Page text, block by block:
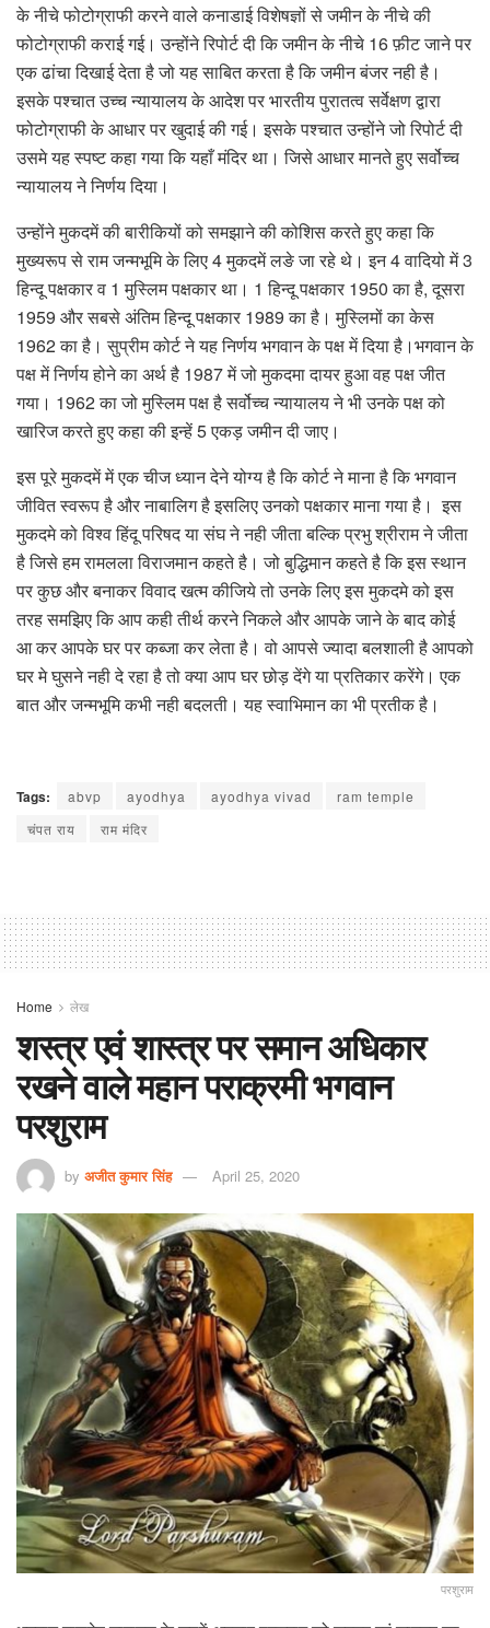
के नीचे फोटोग्राफी करने वाले कनाडाई विशेषज्ञों से जमीन के नीचे की
फोटोग्राफी कराई गई। उन्होंने रिपोर्ट दी कि जमीन के नीचे 16 फ़ीट जाने पर
एक ढांचा दिखाई देता है जो यह साबित करता है कि जमीन बंजर नही है।
इसके पश्चात उच्च न्यायालय के आदेश पर भारतीय पुरातत्व सर्वेक्षण द्वारा
फोटोग्राफी के आधार पर खुदाई की गई। इसके पश्चात उन्होंने जो रिपोर्ट दी
उसमे यह स्पष्ट कहा गया कि यहाँ मंदिर था। जिसे आधार मानते हुए सर्वोच्च
न्यायालय ने निर्णय दिया।
उन्होंने मुकदमें की बारीकियों को समझाने की कोशिस करते हुए कहा कि
मुख्यरूप से राम जन्मभूमि के लिए 4 मुकदमें लङे जा रहे थे। इन 4 वादियो में 3
हिन्दू पक्षकार व 1 मुस्लिम पक्षकार था। 1 हिन्दू पक्षकार 1950 का है, दूसरा
1959 और सबसे अंतिम हिन्दू पक्षकार 1989 का है। मुस्लिमों का केस
1962 का है। सुप्रीम कोर्ट ने यह निर्णय भगवान के पक्ष में दिया है।भगवान के
पक्ष में निर्णय होने का अर्थ है 1987 में जो मुकदमा दायर हुआ वह पक्ष जीत
गया। 1962 का जो मुस्लिम पक्ष है सर्वोच्च न्यायालय ने भी उनके पक्ष को
खारिज करते हुए कहा की इन्हें 5 एकड़ जमीन दी जाए।
इस पूरे मुकदमें में एक चीज ध्यान देने योग्य है कि कोर्ट ने माना है कि भगवान
जीवित स्वरूप है और नाबालिग है इसलिए उनको पक्षकार माना गया है। इस
मुकदमे को विश्व हिंदू परिषद या संघ ने नही जीता बल्कि प्रभु श्रीराम ने जीता
है जिसे हम रामलला विराजमान कहते है। जो बुद्धिमान कहते है कि इस स्थान
पर कुछ और बनाकर विवाद खत्म कीजिये तो उनके लिए इस मुकदमे को इस
तरह समझिए कि आप कही तीर्थ करने निकले और आपके जाने के बाद कोई
आ कर आपके घर पर कब्जा कर लेता है। वो आपसे ज्यादा बलशाली है आपको
घर मे घुसने नही दे रहा है तो क्या आप घर छोड़ देंगे या प्रतिकार करेंगे। एक
बात और जन्मभूमि कभी नही बदलती। यह स्वाभिमान का भी प्रतीक है।
Tags: abvp ayodhya ayodhya vivad
ram temple
चंपत राय
राम मंदिर
Home लेख
शस्त्र एवं शास्त्र पर समान अधिकार
रखने वाले महान पराक्रमी भगवान
परशुराम
by अजीत कुमार सिंह April 25, 2020
परशुराम